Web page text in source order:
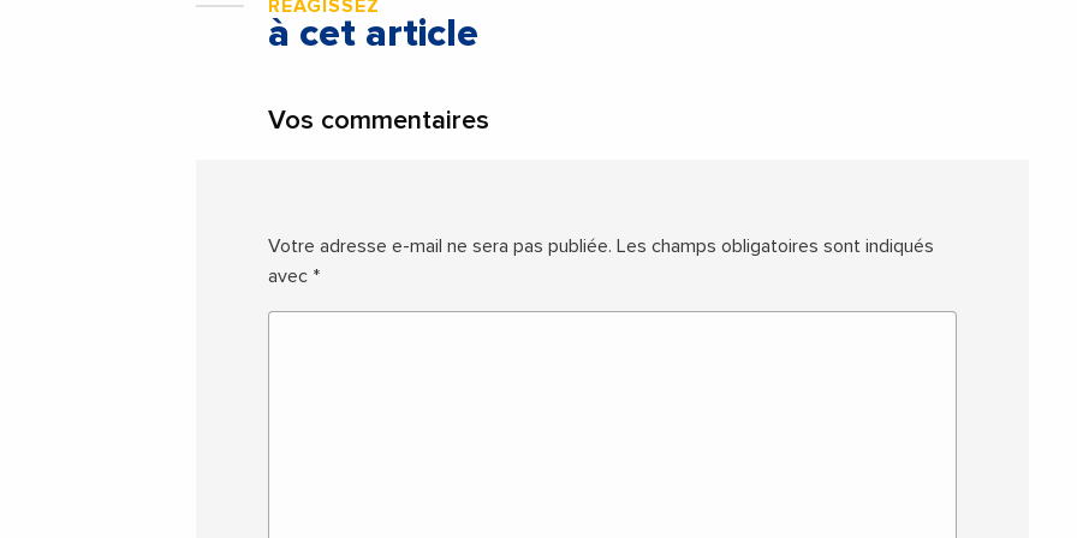
RÉAGISSEZ
à cet article
Vos commentaires
Votre adresse e-mail ne sera pas publiée. Les champs obligatoires sont indiqués
avec *